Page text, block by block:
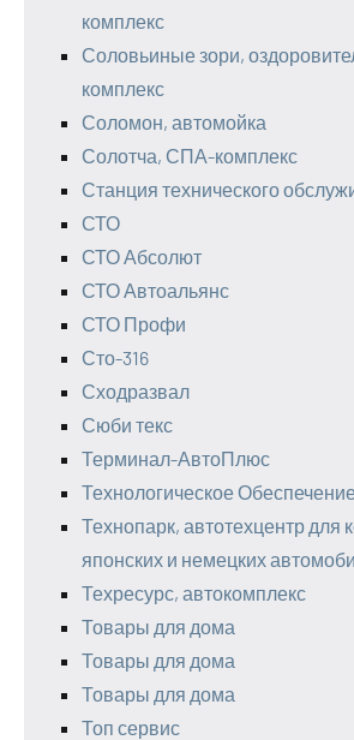
комплекс
Соловьиные зори,
комплекс
Соломон, автомойка
Солотча, СПА-комплекс
Станция технического
СТО
СТО Абсолют
СТО Автоальянс
СТО Профи
Сто-316
Сходразвал
Сюби текс
Терминал-АвтоПлюс
Технологическое
Технопарк, автотехцентр для
японских и немецких
Техресурс, автокомплекс
Товары для дома
Товары для дома
Товары для дома
Топ сервис